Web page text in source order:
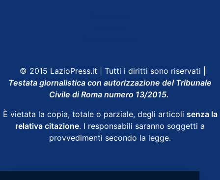
© 2015 LazioPress.it | Tutti i diritti sono riservati |
Testata giornalistica con autorizzazione del Tribunale
Civile di Roma numero 13/2015.
È vietata la copia, totale o parziale, degli articoli senza la
relativa citazione. I responsabili saranno soggetti a
provvedimenti secondo la legge.